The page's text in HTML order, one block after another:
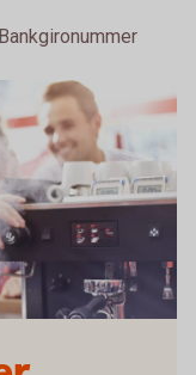
Bankgironummer